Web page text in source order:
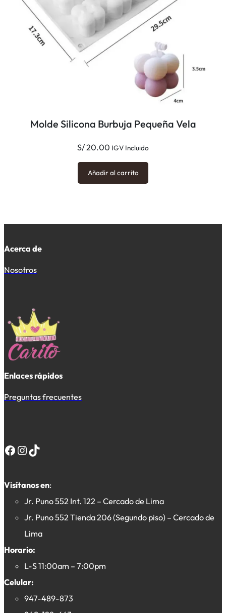
Molde Silicona Burbuja Pequeña Vela
S/20.00 IGV Incluido
Añadir al carrito
Acerca de
Nosotros
Enlaces rápidos
Preguntas frecuentes
Facebook InstagramTikTok
Visítanos en:
Jr. Puno 552 Int. 122 – Cercado de Lima
Jr. Puno 552 Tienda 206 (Segundo piso) – Cercado de
Lima
Horario:
L-S 11:00am – 7:00pm
Celular:
947-489-873